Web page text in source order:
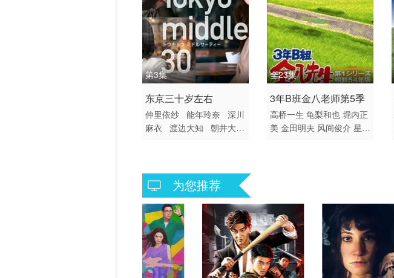
第3集
2026 / 日本 / 日语
日本
东京三十岁左右
仲里依纱 能年玲奈
深川
麻衣
渡边大知
朝井大智
全23集
1979 / 日本 / 日语
日本
3年B班金八老师第5季
高桥一生 龟梨和也 堀内正
美 金田明夫 风间俊介 星野
为您推荐